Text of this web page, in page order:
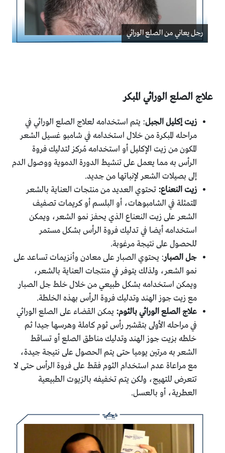
رجل يعاني من الصلع الوراثي
علاج الصلع الوراثي المبكر
زيت إكليل الجبل: يتم استخدامه لعلاج الصلع الوراثي في
مراحله المبكرة من خلال استخدامه في شامبو غسيل الشعر
المكون من زيت الإكليل أو استخدامه مُركز لتدليك فروة
الرأس به مما يعمل على تنشيط الدورة الدموية ووصول الدم
إلى بصيلات الشعر لإنباتها من جديد.
زيت النعناع: تحتوي العديد من منتجات العناية بالشعر
المتمثلة في الشامبوهات، أو البلسم أو كريمات تصفيف
الشعر على زيت النعناع الذي يحفز نمو الشعر، ويمكن
استخدامه أيضا في تدليك فروة الرأس بشكل مستمر
للحصول على نتيجة مرغوبة.
جل الصبار: يحتوي الصبار على معادن وأنزيمات تساعد على
نمو الشعر، ولذلك يتوفر في منتجات العناية بالشعر،
ويمكن استخدامه بشكل طبيعي من خلال خلط جل الصبار
مع زيت جوز الهند وتدليك فروة الرأس بهذه الخلطة.
علاج الصلع الوراثي بالثوم: يمكن القضاء على الصلع الوراثي
في مراحله الأولى بتقشير رأس ثوم كاملة وهرسها جيدا ثم
خلطه بزيت جوز الهند وتدليك مناطق الصلع أو تساقط
الشعر به مرتين يوميا حتى يتم الحصول على نتيجة جيدة،
مع مراعاة عدم استخدام الثوم فقط على فروة الرأس حتى لا
تتعرض للتهيج، ولكن يتم تخفيفه بالزيوت الطبيعية
العطرية، أو بالعسل.